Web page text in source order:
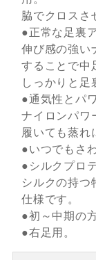
脇でクロスさ
●正常な足裏
伸び感の強い
することで中
しっかりと足
●通気性とパ
ナイロンパワ
履いても蒸れ
●いつでもさ
●シルクプロ
シルクの持つ
仕様です。
●初～中期の方
●右足用。